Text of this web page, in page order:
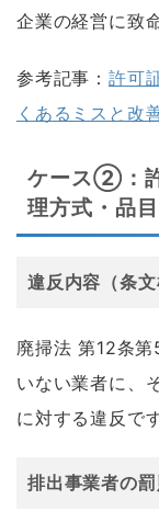
企業の経営に致
参考記事： 許可
くあるミスと改
ケース②：
理方式・品目
違反内容（条文
廃掃法 第12条
いない業者に、
に対する違反です
排出事業者の罰